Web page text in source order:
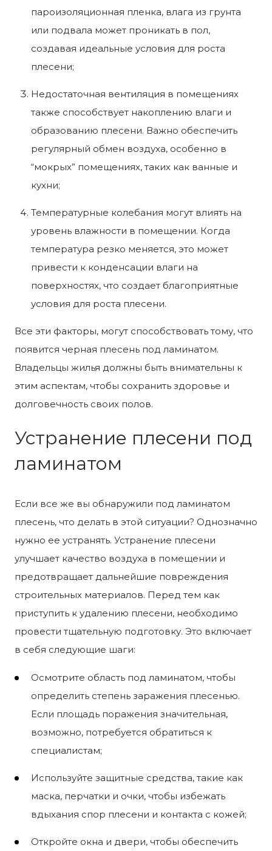
пароизоляционная пленка, влага из грунта
или подвала может проникать в пол,
создавая идеальные условия для роста
плесени;
Недостаточная вентиляция в помещениях
также способствует накоплению влаги и
образованию плесени. Важно обеспечить
регулярный обмен воздуха, особенно в
“мокрых” помещениях, таких как ванные и
кухни;
Температурные колебания могут влиять на
уровень влажности в помещении. Когда
температура резко меняется, это может
привести к конденсации влаги на
поверхностях, что создает благоприятные
условия для роста плесени.
Все эти факторы, могут способствовать тому, что
появится черная плесень под ламинатом.
Владельцы жилья должны быть внимательны к
этим аспектам, чтобы сохранить здоровье и
долговечность своих полов.
Устранение плесени под
ламинатом
Если все же вы обнаружили под ламинатом
плесень, что делать в этой ситуации? Однозначно
нужно ее устранять. Устранение плесени
улучшает качество воздуха в помещении и
предотвращает дальнейшие повреждения
строительных материалов. Перед тем как
приступить к удалению плесени, необходимо
провести тщательную подготовку. Это включает
в себя следующие шаги:
Осмотрите область под ламинатом, чтобы
определить степень заражения плесенью.
Если площадь поражения значительная,
возможно, потребуется обратиться к
специалистам;
Используйте защитные средства, такие как
маска, перчатки и очки, чтобы избежать
вдыхания спор плесени и контакта с кожей;
Откройте окна и двери, чтобы обеспечить